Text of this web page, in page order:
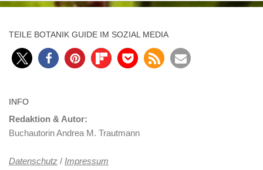
TEILE BOTANIK GUIDE IM SOZIAL MEDIA
INFO
Redaktion & Autor:
Buchautorin Andrea M. Trautmann
Datenschutz / Impressum